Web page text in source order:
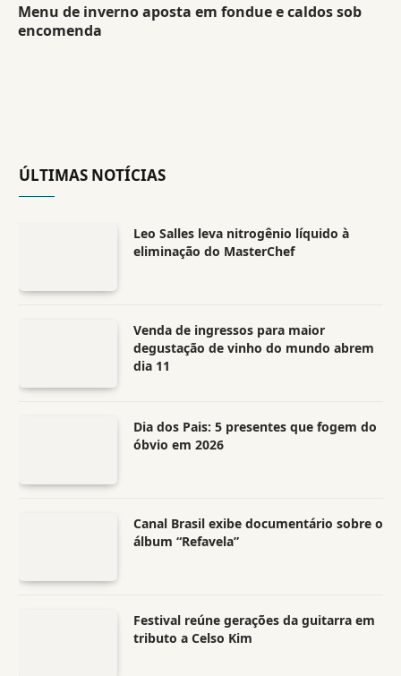
Menu de inverno aposta em fondue e caldos sob
encomenda
ÚLTIMAS NOTÍCIAS
Leo Salles leva nitrogênio líquido à
eliminação do MasterChef
Venda de ingressos para maior
degustação de vinho do mundo abrem
dia 11
Dia dos Pais: 5 presentes que fogem do
óbvio em 2026
Canal Brasil exibe documentário sobre o
álbum “Refavela”
Festival reúne gerações da guitarra em
tributo a Celso Kim